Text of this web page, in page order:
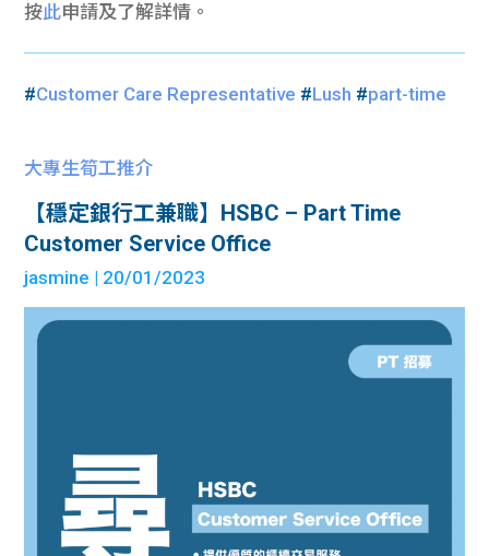
按此申請及了解詳情。
#Customer Care Representative #Lush #part-time
大專生筍工推介
【穩定銀行工兼職】HSBC – Part Time
Customer Service Office
jasmine | 20/01/2023